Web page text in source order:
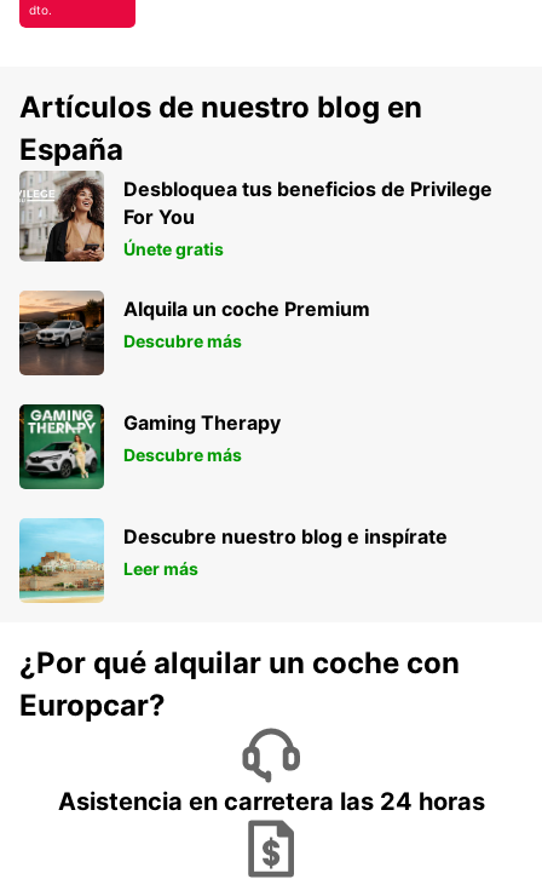
dto.
Artículos de nuestro blog en
España
Desbloquea tus beneficios de Privilege
For You
Únete gratis
Alquila un coche Premium
Descubre más
Gaming Therapy
Descubre más
Descubre nuestro blog e inspírate
Leer más
¿Por qué alquilar un coche con
Europcar?
Asistencia en carretera las 24 horas